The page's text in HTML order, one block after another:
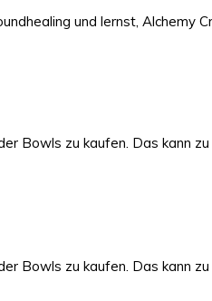
und lernst, Alchemy
Bowls zu kaufen. Das kann
Bowls zu kaufen. Das kann